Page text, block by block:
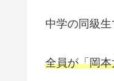
中学の同級生
全員が「岡